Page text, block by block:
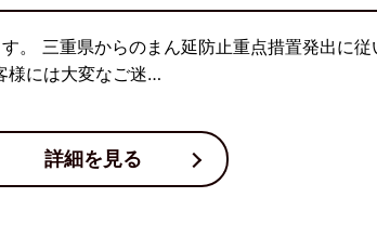
。 三重県からのまん延防止重点措置発出に
様には大変なご迷…
詳細を見る